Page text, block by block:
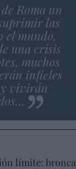
Roma un
las
el mundo,
una crisis
muchos
infieles
y vivirán
límite: bronca